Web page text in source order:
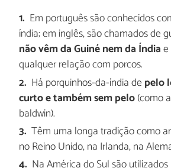
Em português são conhecidos
índia; em inglês, são chamados de
não vêm da Guiné nem da Índia
qualquer relação com porcos.
Há porquinhos-da-índia de pelo
curto e também sem pelo(como
baldwin).
Têm uma longa tradição como
no Reino Unido, na Irlanda, na